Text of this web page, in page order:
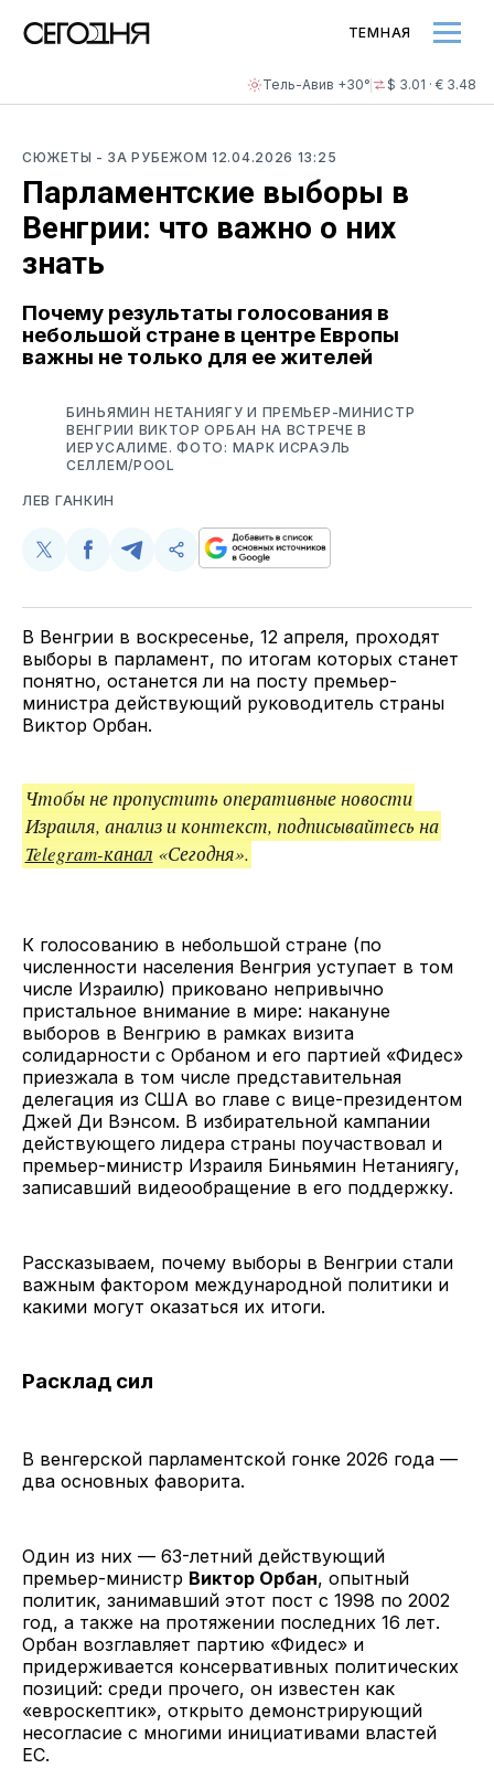
Тель-Авив +30° $ 3.01 · € 3.48
ТЕМНАЯ
СЮЖЕТЫ - ЗА РУБЕЖОМ12.04.2026 13:25
Парламентские выборы в
Венгрии: что важно о них
знать
Почему результаты голосования в
небольшой стране в центре Европы
важны не только для ее жителей
БИНЬЯМИН НЕТАНИЯГУ И ПРЕМЬЕР-МИНИСТР
ВЕНГРИИ ВИКТОР ОРБАН НА ВСТРЕЧЕ В
ИЕРУСАЛИМЕ. ФОТО: МАРК ИСРАЭЛЬ
СЕЛЛЕМ/POOL
ЛЕВ ГАНКИН
Поделиться
Twitter
Поделиться
Facebook
Поделиться
Telegram
Скопируйте
поделитесь
В Венгрии в воскресенье, 12 апреля, проходят
выборы в парламент, по итогам которых станет
понятно, останется ли на посту премьер-
министра действующий руководитель страны
Виктор Орбан.
Чтобы не пропустить оперативные новости
Израиля, анализ и контекст, подписывайтесь на
Telegram-канал «Сегодня».
К голосованию в небольшой стране (по
численности населения Венгрия уступает в том
числе Израилю) приковано непривычно
пристальное внимание в мире: накануне
выборов в Венгрию в рамках визита
солидарности с Орбаном и его партией «Фидес»
приезжала в том числе представительная
делегация из США во главе с вице-президентом
Джей Ди Вэнсом. В избирательной кампании
действующего лидера страны поучаствовал и
премьер-министр Израиля Биньямин Нетаниягу,
записавший видеообращение в его поддержку.
Рассказываем, почему выборы в Венгрии стали
важным фактором международной политики и
какими могут оказаться их итоги.
Расклад сил
В венгерской парламентской гонке 2026 года —
два основных фаворита.
Один из них — 63-летний действующий
премьер-министр Виктор Орбан, опытный
политик, занимавший этот пост с 1998 по 2002
год, а также на протяжении последних 16 лет.
Орбан возглавляет партию «Фидес» и
придерживается консервативных политических
позиций: среди прочего, он известен как
«евроскептик», открыто демонстрирующий
несогласие с многими инициативами властей
ЕС.